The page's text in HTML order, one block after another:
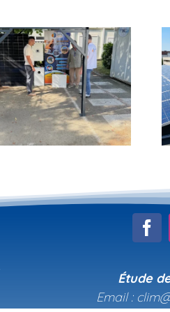
Nouvelle direction au
Drive Solaire !
Étude
Email :